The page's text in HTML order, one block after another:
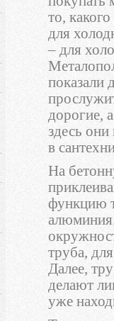
то,
для
– для
показали
дорогие,
здесь
в
На
функцию
труба,
Далее,
делают
уже